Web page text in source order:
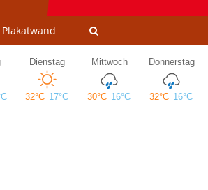
Plakatwand